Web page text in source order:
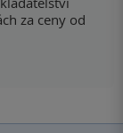
za ceny od